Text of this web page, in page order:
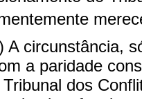
A circunstância,
a paridade
Tribunal dos